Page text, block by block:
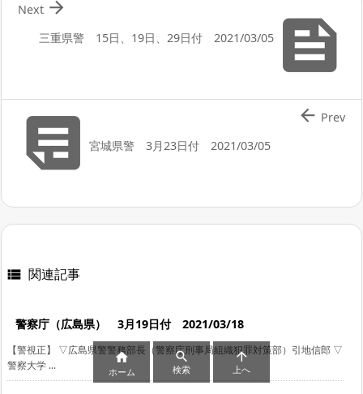

三重県警 15日、19日、29日付 2021/03/05

Next
宮城県警 3月23日付 2021/03/05
 Prev
 関連記事
警察庁（広島県） 3月19日付 2021/03/18
【警視正】 ▽広島県警警務部長（警察庁刑事局組織犯罪対策部）引地信郎 ▽
警察大学 ...

ホーム

検索

上へ